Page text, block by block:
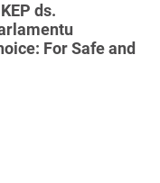
ds.
For Safe and